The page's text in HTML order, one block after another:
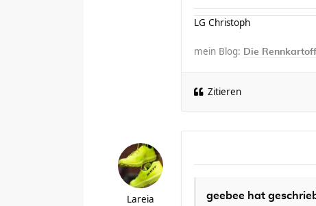
LG Christoph
mein Blog: Die
Zitieren
Lareia geebee hat